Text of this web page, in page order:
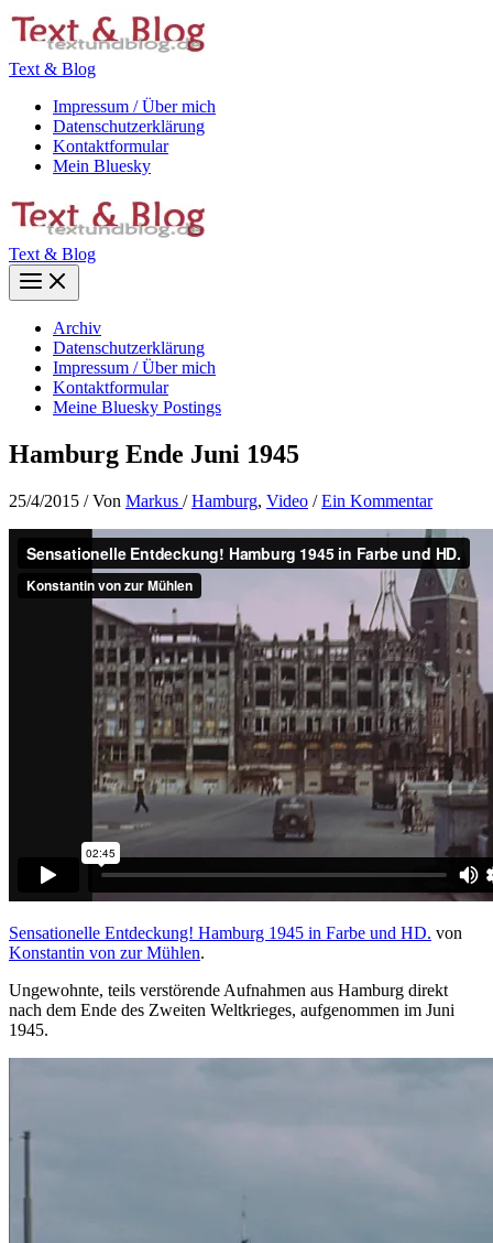
Zum
Inhalt
Text & Blog
Impressum / Über mich
Datenschutzerklärung
Kontaktformular
Mein Bluesky
Text & Blog
Main
Menu
Archiv
Datenschutzerklärung
Impressum / Über mich
Kontaktformular
Meine Bluesky Postings
Hamburg Ende Juni 1945
25/4/2015 / Von Markus /Hamburg, Video /Ein Kommentar
Sensationelle Entdeckung! Hamburg 1945 in Farbe und HD. von
Konstantin von zur Mühlen.
Ungewohnte, teils verstörende Aufnahmen aus Hamburg direkt
nach dem Ende des Zweiten Weltkrieges, aufgenommen im Juni
1945.